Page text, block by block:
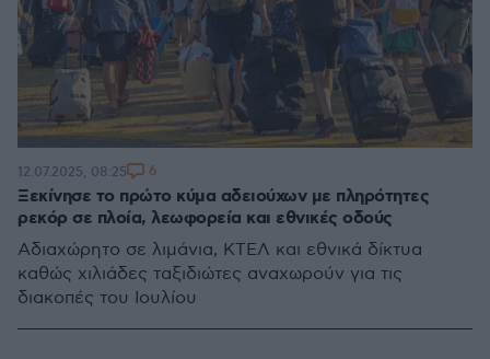
Ξεκίνησε το πρώτο κύμα αδειούχων με πληρότητες
ρεκόρ σε πλοία, λεωφορεία και εθνικές οδούς
Αδιαχώρητο σε λιμάνια, ΚΤΕΛ και εθνικά δίκτυα
καθώς χιλιάδες ταξιδιώτες αναχωρούν για τις
διακοπές του Ιουλίου
12.07.2025, 08:25 6